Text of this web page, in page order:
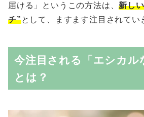
届ける」というこの方法は、新し
チ”として、ますます注目されてい
今注目される「エシカル
とは？